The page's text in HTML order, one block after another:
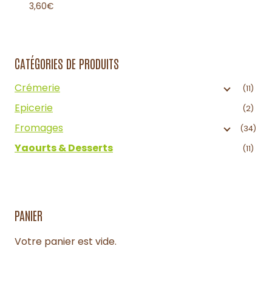
3,60€
CATÉGORIES DE PRODUITS
Crémerie (11)
Epicerie (2)
Fromages (34)
Yaourts & Desserts (11)
PANIER
Votre panier est vide.